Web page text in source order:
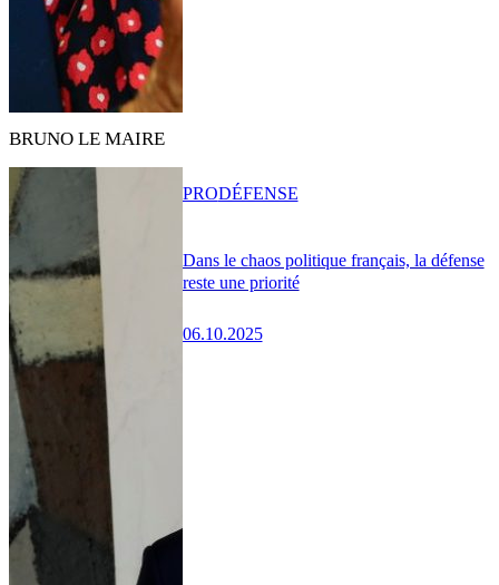
BRUNO LE MAIRE
Dans le chaos politique français, la défense
reste une priorité
06.10.2025
PRODÉFENSE